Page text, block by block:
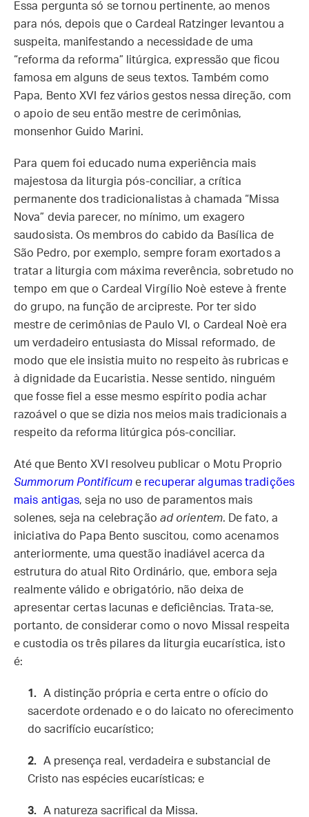
Essa pergunta só se tornou pertinente, ao menos
para nós, depois que o Cardeal Ratzinger levantou a
suspeita, manifestando a necessidade de uma
“reforma da reforma” litúrgica, expressão que ficou
famosa em alguns de seus textos. Também como
Papa, Bento XVI fez vários gestos nessa direção, com
o apoio de seu então mestre de cerimônias,
monsenhor Guido Marini.
Para quem foi educado numa experiência mais
majestosa da liturgia pós-conciliar, a crítica
permanente dos tradicionalistas à chamada “Missa
Nova” devia parecer, no mínimo, um exagero
saudosista. Os membros do cabido da Basílica de
São Pedro, por exemplo, sempre foram exortados a
tratar a liturgia com máxima reverência, sobretudo no
tempo em que o Cardeal Virgílio Noè esteve à frente
do grupo, na função de arcipreste. Por ter sido
mestre de cerimônias de Paulo VI, o Cardeal Noè era
um verdadeiro entusiasta do Missal reformado, de
modo que ele insistia muito no respeito às rubricas e
à dignidade da Eucaristia. Nesse sentido, ninguém
que fosse fiel a esse mesmo espírito podia achar
razoável o que se dizia nos meios mais tradicionais a
respeito da reforma litúrgica pós-conciliar.
Até que Bento XVI resolveu publicar o Motu Proprio
Summorum Pontificum e recuperar algumas tradições
mais antigas, seja no uso de paramentos mais
solenes, seja na celebração ad orientem. De fato, a
iniciativa do Papa Bento suscitou, como acenamos
anteriormente, uma questão inadiável acerca da
estrutura do atual Rito Ordinário, que, embora seja
realmente válido e obrigatório, não deixa de
apresentar certas lacunas e deficiências. Trata-se,
portanto, de considerar como o novo Missal respeita
e custodia os três pilares da liturgia eucarística, isto
é:
A distinção própria e certa entre o ofício do
sacerdote ordenado e o do laicato no oferecimento
do sacrifício eucarístico;
A presença real, verdadeira e substancial de
Cristo nas espécies eucarísticas; e
A natureza sacrifical da Missa.